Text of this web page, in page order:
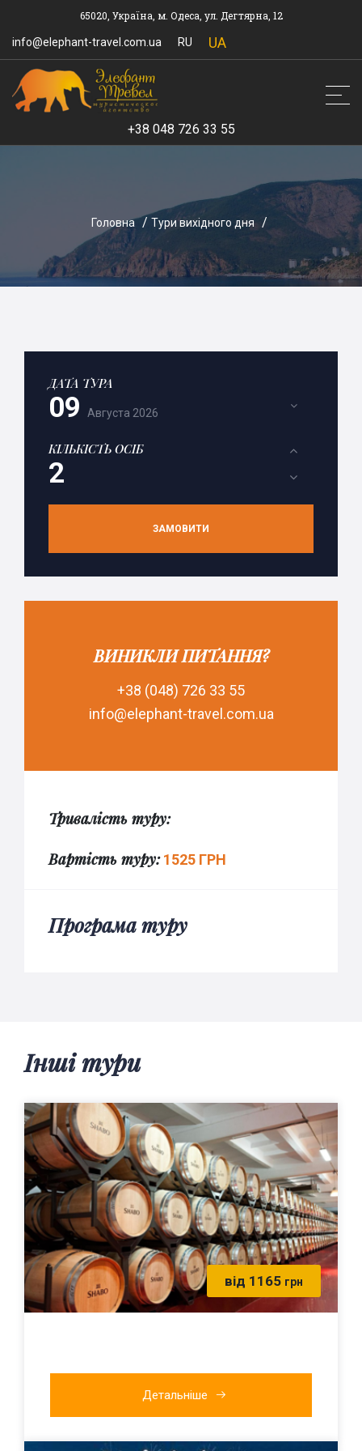
65020, Україна, м. Одеса, ул. Дегтярна, 12
info@elephant-travel.com.ua RU UA
+38 048 726 33 55
Головна Тури вихідного дня
ДАТА ТУРА
09 Августа 2026
КІЛЬКІСТЬ ОСІБ
ЗАМОВИТИ
ВИНИКЛИ ПИТАННЯ?
+38 (048) 726 33 55
info@elephant-travel.com.ua
Тривалість туру:
Вартість туру: 1525 ГРН
Програма туру
Інші тури
від 1165 грн
Детальніше